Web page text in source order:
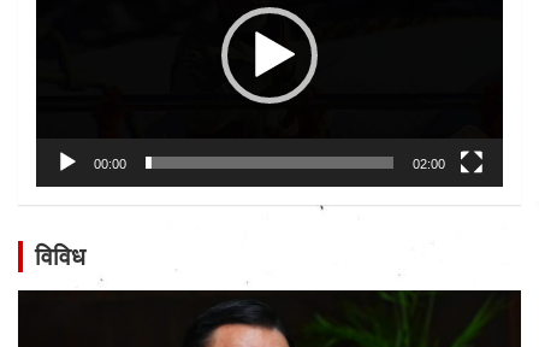
00:00 02:00
विविध